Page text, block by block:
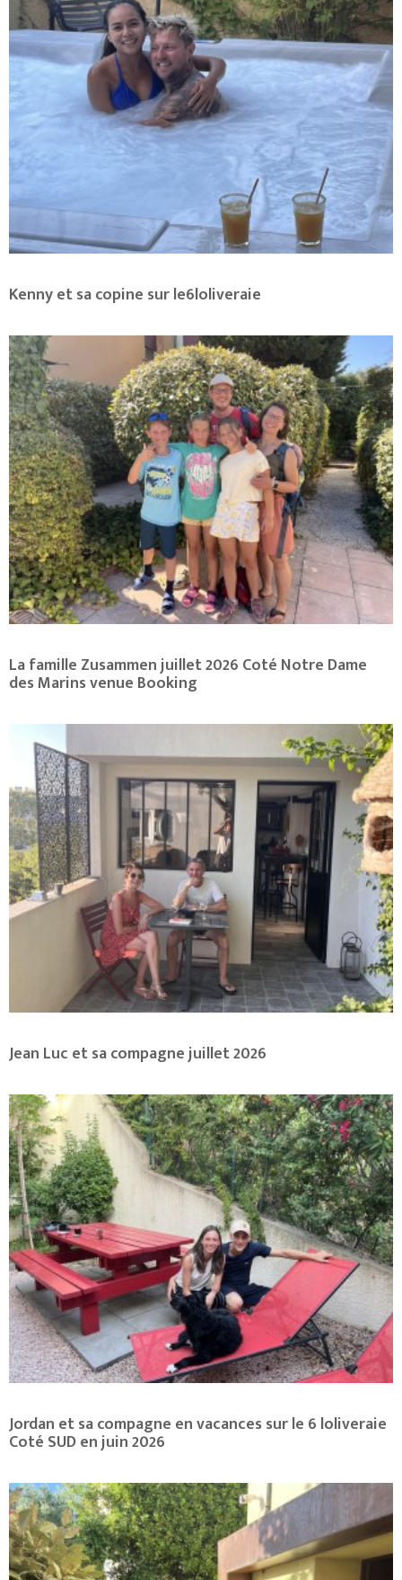
Kenny et sa copine sur le6loliveraie
La famille Zusammen juillet 2026 Coté Notre Dame
des Marins venue Booking
Jean Luc et sa compagne juillet 2026
Jordan et sa compagne en vacances sur le 6 loliveraie
Coté SUD en juin 2026